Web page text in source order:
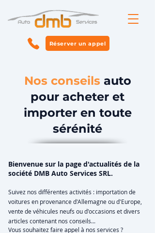
Réserver un appel
Nos conseils auto
pour acheter et
importer en toute
sérénité
Bienvenue sur la page d'actualités de la
société DMB Auto Services SRL.
Suivez nos différentes activités : importation de
voitures en provenance d'Allemagne ou d'Europe,
vente de véhicules neufs ou d'occasions et divers
articles contenant nos conseils...
Vous souhaitez faire appel à nos services ?